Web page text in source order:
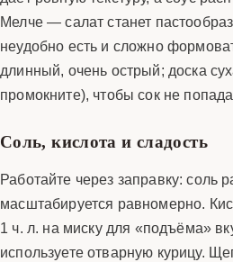
Мелче — салат станет
неудобно есть и сложно
длинный, очень острый; доска
промокните), чтобы сок не
Соль, кислота и сладость
Работайте через заправку: соль
масштабируется равномерно.
1 ч. л. на миску для «подъёма»
используете отварную курицу.